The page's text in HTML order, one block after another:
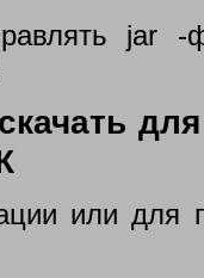
jar
или для